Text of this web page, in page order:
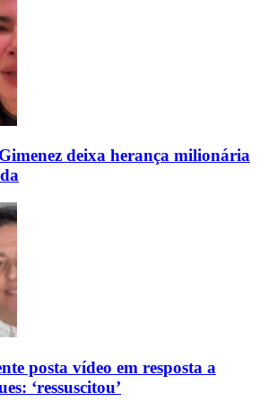
deixa herança milionária
posta vídeo em resposta a
‘ressuscitou’